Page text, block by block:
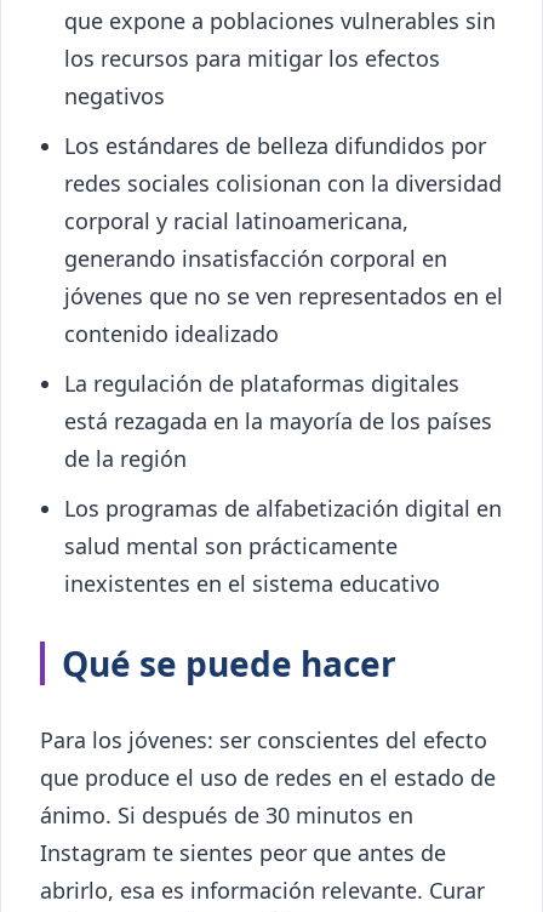
que expone a poblaciones vulnerables sin
los recursos para mitigar los efectos
negativos
Los estándares de belleza difundidos por
redes sociales colisionan con la diversidad
corporal y racial latinoamericana,
generando insatisfacción corporal en
jóvenes que no se ven representados en el
contenido idealizado
La regulación de plataformas digitales
está rezagada en la mayoría de los países
de la región
Los programas de alfabetización digital en
salud mental son prácticamente
inexistentes en el sistema educativo
Qué se puede hacer
Para los jóvenes: ser conscientes del efecto
que produce el uso de redes en el estado de
ánimo. Si después de 30 minutos en
Instagram te sientes peor que antes de
abrirlo, esa es información relevante. Curar